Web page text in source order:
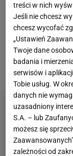
jak
pięściarz z
zawodowym
Włodarczyku i
treści w nich
Jeśli nie chcesz
chcesz wycofać
„Ustawień
Twoje dane
badania i
serwisów i
Tobie usług. W
danych nie
uzasadniony
S.A. – lub
możesz się
zależności od